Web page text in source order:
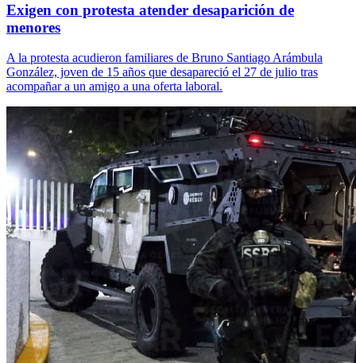
Exigen con protesta atender desaparición de
menores
A la protesta acudieron familiares de Bruno Santiago Arámbula
González, joven de 15 años que desapareció el 27 de julio tras
acompañar a un amigo a una oferta laboral.